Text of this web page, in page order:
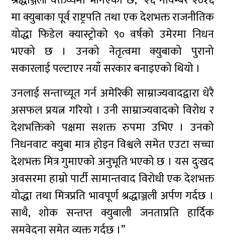
मा क्युबाका पूर्व राष्ट्रपति तथा एक देशभक्त राजनीतिक
योद्धा फिडेल क्यास्ट्रोको ९० वर्षको उमेरमा निधन
भएको छ । उनको नेतृत्वमा क्युबाको पुरानो
सकारलाई पल्टाएर नयाँ सरकार बनाइएको थियो ।
उनलाई सन्ताच्यूत गर्न अमेरिकी साम्राज्यवादद्वारा धेरै
असफल प्रयत्न गरियो । उनी साम्राज्यवादको विरोध र
देशभक्तिको पक्षमा सशक्त रुपमा उभिए । उनको
निधनवाट क्युबा मात्र होइन विश्वले समेत एउटा सच्चा
देशभक्त मित्र गुमाएको अनुभूति भएको छ । यस दुःखद
अवसरमा हाम्रो पार्टी सामान्तवाद विरोधी एक देशभक्त
योद्धा तथा मित्रप्रति भावपूर्ण श्रद्धाञ्जली अर्पण गर्दछ ।
साथै, शोक सन्तप्त क्युबाली जनताप्रति हार्दिक
समवेदना समेत व्यक्त गर्दछ ।”